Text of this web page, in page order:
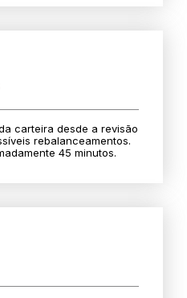
carteira desde a revisão
rebalanceamentos.
45 minutos.